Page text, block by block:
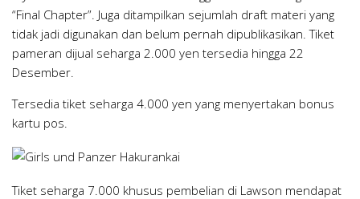
“Final Chapter”. Juga ditampilkan sejumlah draft materi yang
tidak jadi digunakan dan belum pernah dipublikasikan. Tiket
pameran dijual seharga 2.000 yen tersedia hingga 22
Desember.
Tersedia tiket seharga 4.000 yen yang menyertakan bonus
kartu pos.
Tiket seharga 7.000 khusus pembelian di Lawson mendapat